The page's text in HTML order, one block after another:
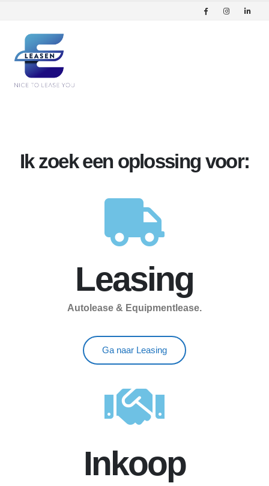
Ik zoek een oplossing voor:
Leasing
Autolease & Equipmentlease.
Ga naar Leasing
Inkoop